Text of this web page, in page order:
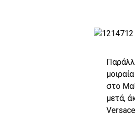
στο
μετά,